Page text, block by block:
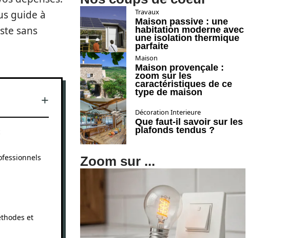
guide à
sans
et
Travaux
Maison passive : une
habitation moderne avec
une isolation thermique
parfaite
Maison
Maison provençale :
zoom sur les
caractéristiques de ce
type de maison
Décoration Interieure
Que faut-il savoir sur les
plafonds tendus ?
Zoom sur ...